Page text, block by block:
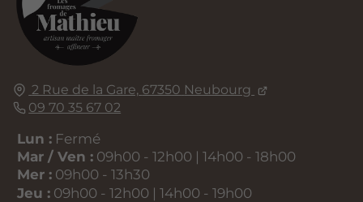
2 Rue de la Gare, 67350 Neubourg
09 70 35 67 02
Lun : Fermé
Mar / Ven : 09h00 - 12h00 | 14h00 - 18h00
Mer : 09h00 - 13h30
Jeu : 09h00 - 12h00 | 14h00 - 19h00